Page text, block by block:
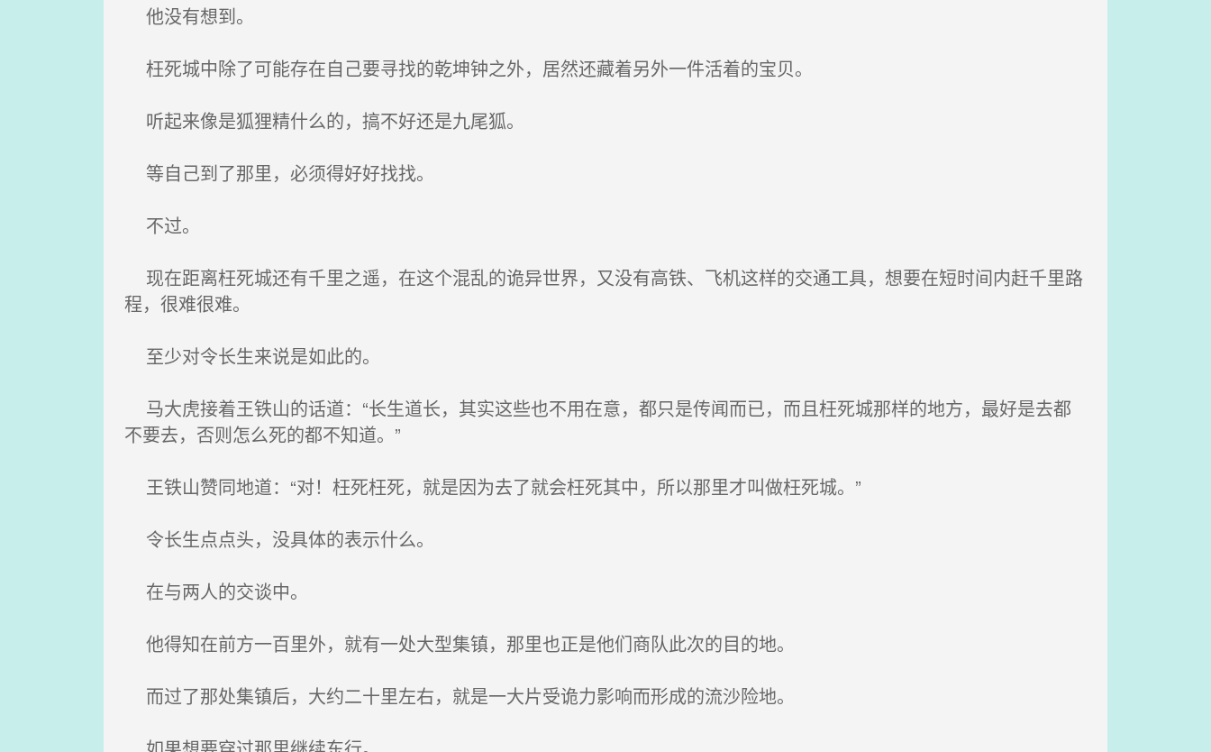
他没有想到。
枉死城中除了可能存在自己要寻找的乾坤钟之外，居然还藏着另外一件活着的宝贝。
听起来像是狐狸精什么的，搞不好还是九尾狐。
等自己到了那里，必须得好好找找。
不过。
现在距离枉死城还有千里之遥，在这个混乱的诡异世界，又没有高铁、飞机这样的交通工具，想要在短时间内赶千里路
程，很难很难。
至少对令长生来说是如此的。
马大虎接着王铁山的话道：“长生道长，其实这些也不用在意，都只是传闻而已，而且枉死城那样的地方，最好是去都
不要去，否则怎么死的都不知道。”
王铁山赞同地道：“对！枉死枉死，就是因为去了就会枉死其中，所以那里才叫做枉死城。”
令长生点点头，没具体的表示什么。
在与两人的交谈中。
他得知在前方一百里外，就有一处大型集镇，那里也正是他们商队此次的目的地。
而过了那处集镇后，大约二十里左右，就是一大片受诡力影响而形成的流沙险地。